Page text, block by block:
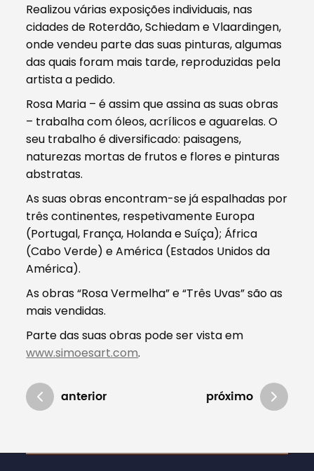
Realizou várias exposições individuais, nas
cidades de Roterdão, Schiedam e Vlaardingen,
onde vendeu parte das suas pinturas, algumas
das quais foram mais tarde, reproduzidas pela
artista a pedido.
Rosa Maria – é assim que assina as suas obras
– trabalha com óleos, acrílicos e aguarelas. O
seu trabalho é diversificado: paisagens,
naturezas mortas de frutos e flores e pinturas
abstratas.
As suas obras encontram-se já espalhadas por
três continentes, respetivamente Europa
(Portugal, França, Holanda e Suíça); África
(Cabo Verde) e América (Estados Unidos da
América).
As obras “Rosa Vermelha” e “Três Uvas” são as
mais vendidas.
Parte das suas obras pode ser vista em
www.simoesart.com.
anterior próximo
Atualizado em 20/02/2019